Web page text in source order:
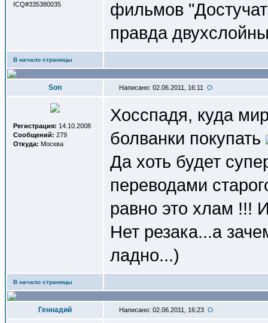
ICQ#335380035
фильмов
правда
В начало страницы
Son Написано: 02.06.2011, 16:11
Регистрация: 14.10.2008
Сообщений: 279
Откуда: Москва
Хосспадя, куда
болванки покупать
Да хоть будет
переводами
равно это хлам !!!
Нет резака...а
ладно...)
В начало страницы
Геннадий Написано: 02.06.2011, 16:23